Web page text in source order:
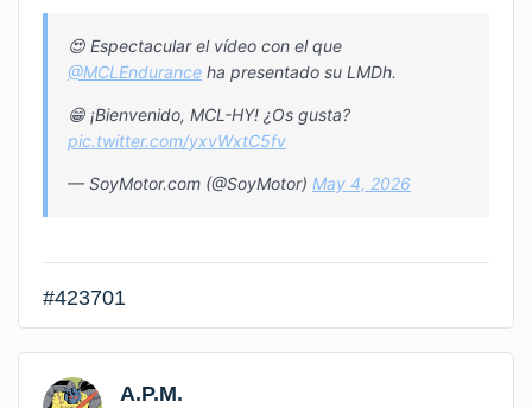
😍 Espectacular el vídeo con el que
@MCLEndurance ha presentado su LMDh.
😁 ¡Bienvenido, MCL-HY! ¿Os gusta?
pic.twitter.com/yxvWxtC5fv
— SoyMotor.com (@SoyMotor) May 4, 2026
#423701
A.P.M.